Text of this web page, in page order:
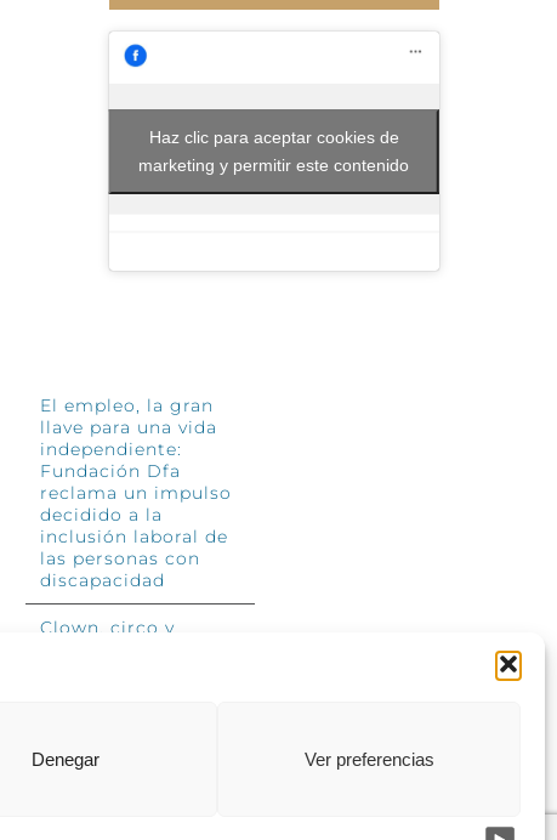
Denegar Ver preferencias
Haz clic para aceptar cookies de
marketing y permitir este contenido
El empleo, la gran
llave para una vida
independiente:
Fundación Dfa
reclama un impulso
decidido a la
inclusión laboral de
las personas con
discapacidad
Clown, circo y
segundo “Festival